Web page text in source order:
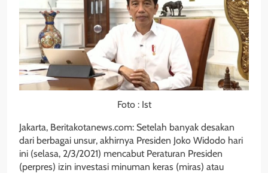
Foto : Ist
Jakarta, Beritakotanews.com: Setelah banyak desakan
dari berbagai unsur, akhirnya Presiden Joko Widodo hari
ini (selasa, 2/3/2021) mencabut Peraturan Presiden
(perpres) izin investasi minuman keras (miras) atau